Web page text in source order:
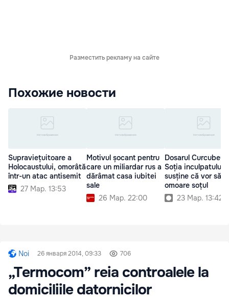
Разместить рекламу на сайте
Похожие новости
Supraviețuitoare a
Holocaustului, omorâtă
într-un atac antisemit
27 Мар. 13:53
Motivul șocant pentru
care un miliardar rus a
dărâmat casa iubitei
sale
26 Мар. 22:00
Dosarul Curcubeu:
Soția inculpatului
susține că vor să-i
omoare soțul
23 Мар. 13:42
Noi 26 января 2014, 09:33 706
„Termocom” reia controalele la
domiciliile datornicilor